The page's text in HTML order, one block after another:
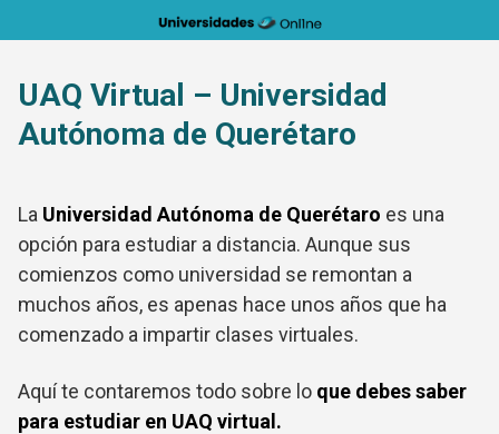
al
UAQ Virtual – Universidad
Autónoma de Querétaro
La Universidad Autónoma de Querétaro es una
opción para estudiar a distancia. Aunque sus
comienzos como universidad se remontan a
muchos años, es apenas hace unos años que ha
comenzado a impartir clases virtuales.
Aquí te contaremos todo sobre lo que debes saber
para estudiar en UAQ virtual.